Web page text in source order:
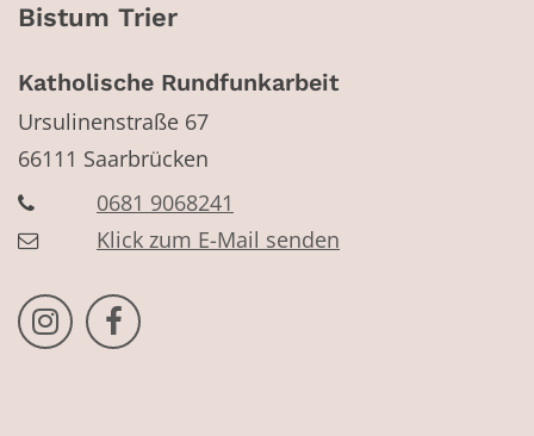
Bistum Trier
Katholische Rundfunkarbeit
Ursulinenstraße 67
66111 Saarbrücken
0681 9068241
Klick zum E-Mail senden
Bistum Trier auf Instragram
Bistum Trier auf Facebook